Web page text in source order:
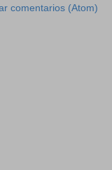
comentarios (Atom)